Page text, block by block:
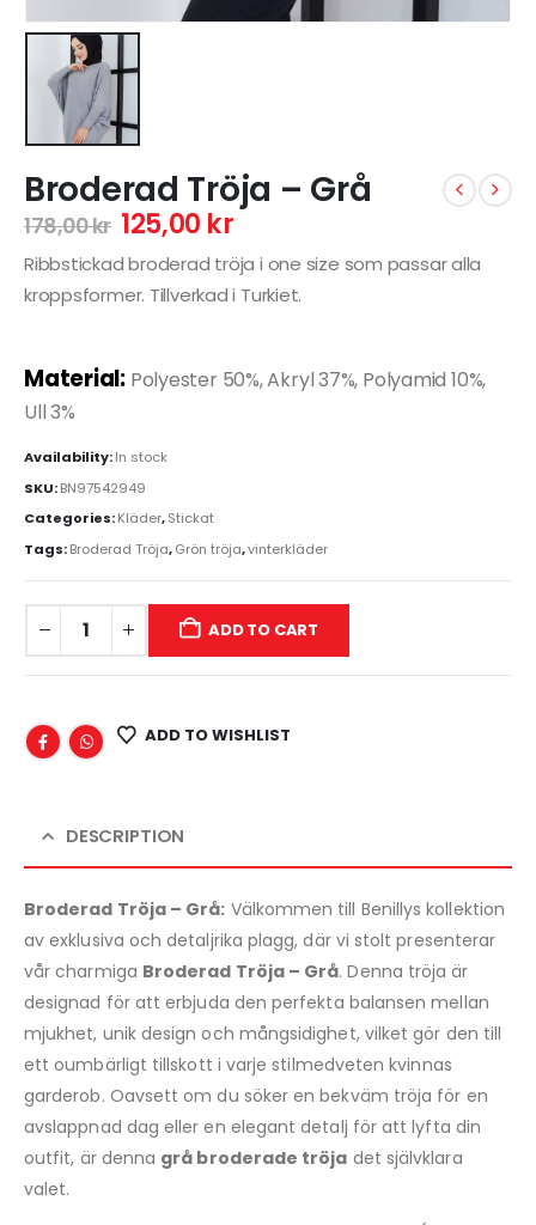
Broderad Tröja – Grå
178,00kr 125,00 kr
Ribbstickad broderad tröja i one size som passar alla
kroppsformer. Tillverkad i Turkiet.
Material: Polyester 50%, Akryl 37%, Polyamid 10%,
Ull 3%
Availability:In stock
SKU:BN97542949
Categories:Kläder,Stickat
Tags:Broderad Tröja,Grön tröja,vinterkläder
ADD TO CART
ADD TO WISHLIST
DESCRIPTION
Broderad Tröja – Grå: Välkommen till Benillys kollektion
av exklusiva och detaljrika plagg, där vi stolt presenterar
vår charmiga Broderad Tröja – Grå. Denna tröja är
designad för att erbjuda den perfekta balansen mellan
mjukhet, unik design och mångsidighet, vilket gör den till
ett oumbärligt tillskott i varje stilmedveten kvinnas
garderob. Oavsett om du söker en bekväm tröja för en
avslappnad dag eller en elegant detalj för att lyfta din
outfit, är denna grå broderade tröja det självklara
valet.